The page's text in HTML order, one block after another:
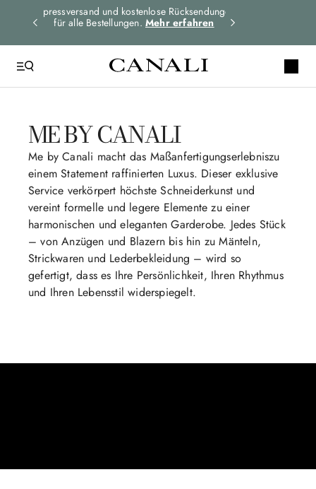
Expressversand und kostenlose Rücksendungen
für alle Bestellungen. Mehr erfahren
ME BY CANALI
Me by Canali macht das Maßanfertigungserlebniszu
einem Statement raffinierten Luxus. Dieser exklusive
Service verkörpert höchste Schneiderkunst und
vereint formelle und legere Elemente zu einer
harmonischen und eleganten Garderobe. Jedes Stück
– von Anzügen und Blazern bis hin zu Mänteln,
Strickwaren und Lederbekleidung – wird so
gefertigt, dass es Ihre Persönlichkeit, Ihren Rhythmus
und Ihren Lebensstil widerspiegelt.